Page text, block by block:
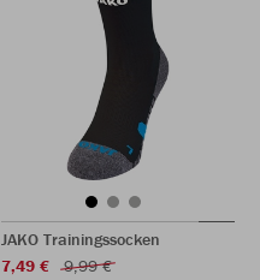
JAKO Trainingssocken
7,49 €
9,99 €